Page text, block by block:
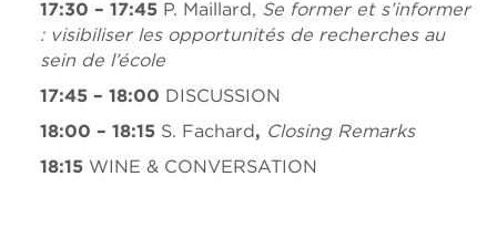
17:30 – 17:45 P. Maillard, Se former et s’informer
: visibiliser les opportunités de recherches au
sein de l’école
17:45 – 18:00 DISCUSSION
18:00 – 18:15 S. Fachard, Closing Remarks
18:15 WINE & CONVERSATION